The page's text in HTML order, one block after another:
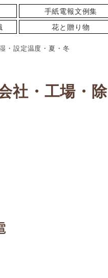
手紙電報文例集
花と贈り物
・設定温度・夏・冬
社・工場・除